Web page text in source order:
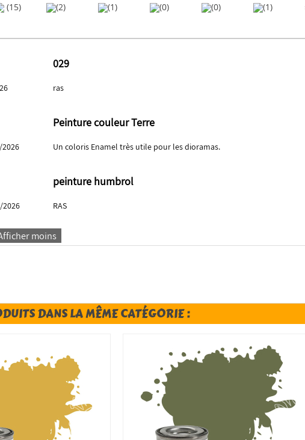
(15) (2) (1) (0) (0)
(1)
029
ras
Peinture couleur Terre
2026 Un coloris Enamel très utile pour les dioramas.
peinture humbrol
2026 RAS
moins
DANS LA MÊME CATÉGORIE :